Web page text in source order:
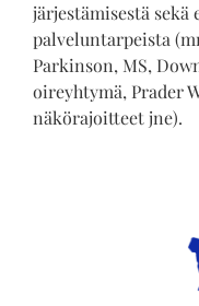
järjestämisestä
palveluntarpeista
Parkinson, MS,
oireyhtymä, Prader
näkörajoitteet jne).